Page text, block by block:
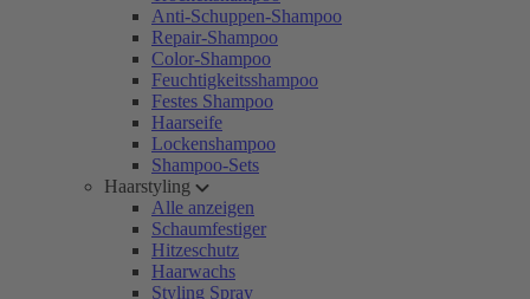
Anti-Schuppen-Shampoo
Repair-Shampoo
Color-Shampoo
Feuchtigkeitsshampoo
Festes Shampoo
Haarseife
Lockenshampoo
Shampoo-Sets
Haarstyling
Alle anzeigen
Schaumfestiger
Hitzeschutz
Haarwachs
Styling Spray